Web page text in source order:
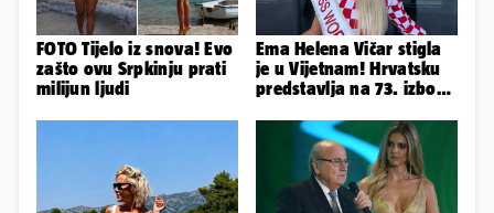
FOTO Tijelo iz snova! Evo
zašto ovu Srpkinju prati
milijun ljudi
Ema Helena Vičar stigla
je u Vijetnam! Hrvatsku
predstavlja na 73. izboru